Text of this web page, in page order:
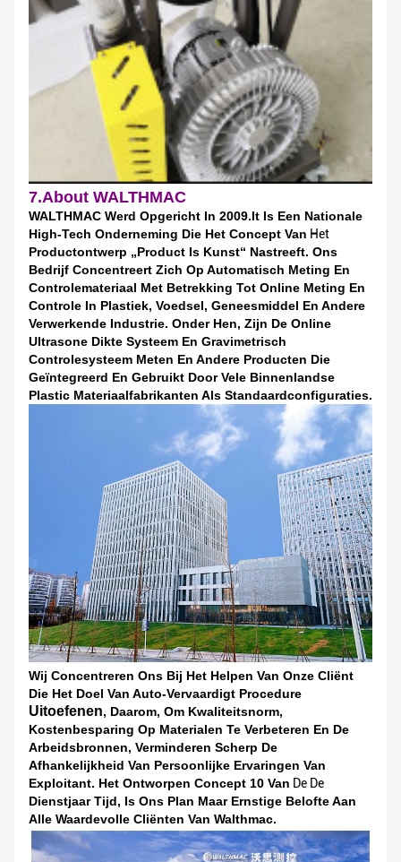
7.About WALTHMAC
WALTHMAC Werd Opgericht In 2009.It Is Een Nationale
High-Tech Onderneming Die Het Concept Van Het
Productontwerp „Product Is Kunst“ Nastreeft. Ons
Bedrijf Concentreert Zich Op Automatisch Meting En
Controlemateriaal Met Betrekking Tot Online Meting En
Controle In Plastiek, Voedsel, Geneesmiddel En Andere
Verwerkende Industrie. Onder Hen, Zijn De Online
Ultrasone Dikte Systeem En Gravimetrisch
Controlesysteem Meten En Andere Producten Die
Geïntegreerd En Gebruikt Door Vele Binnenlandse
Plastic MateriaalFabrikanten Als Standaardconfiguraties.
Wij Concentreren Ons Bij Het Helpen Van Onze Cliënt
Die Het Doel Van Auto-Vervaardigt Procedure
Uitoefenen, Daarom, Om Kwaliteitsnorm,
Kostenbesparing Op Materialen Te Verbeteren En De
Arbeidsbronnen, Verminderen Scherp De
Afhankelijkheid Van Persoonlijke Ervaringen Van
Exploitant. Het Ontworpen Concept 10 Van De De
Dienstjaar Tijd, Is Ons Plan Maar Ernstige Belofte Aan
Alle Waardevolle Cliënten Van Walthmac.